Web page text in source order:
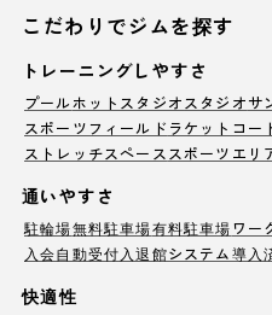
こだわりでジムを探す
トレーニングしやすさ
プールホットスタジオ スタジオサ
スポーツフィールド ラケットコー
ストレッチスペース スポーツエリ
通いやすさ
駐輪場無料駐車場有料駐車場ワー
入会自動受付 入退館システム導入
快適性